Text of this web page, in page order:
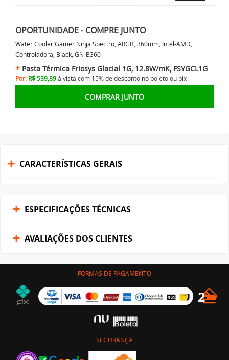
OPORTUNIDADE - COMPRE JUNTO
Water Cooler Gamer Ninja Spectro, ARGB, 360mm, Intel-AMD,
Controladora, Black, GN-B360
Pasta Térmica Friosys Glacial 1G, 12.8W/mK, FSYGCL1G
Por: R$ 539,89à vista com 15% de desconto no boleto ou pix
COMPRAR JUNTO
CARACTERÍSTICAS GERAIS
ESPECIFICAÇÕES TÉCNICAS
AVALIAÇÕES DOS CLIENTES
FORMAS DE PAGAMENTO
SEGURANÇA